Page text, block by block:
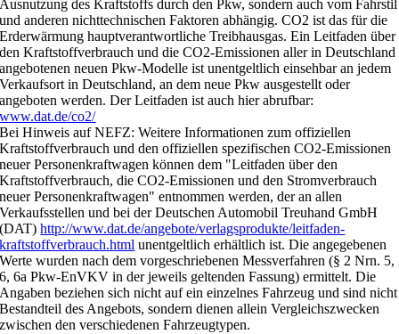
Ausnutzung des Kraftstoffs durch den Pkw, sondern auch vom Fahrstil
und anderen nichttechnischen Faktoren abhängig. CO2 ist das für die
Erderwärmung hauptverantwortliche Treibhausgas. Ein Leitfaden über
den Kraftstoffverbrauch und die CO2-Emissionen aller in Deutschland
angebotenen neuen Pkw-Modelle ist unentgeltlich einsehbar an jedem
Verkaufsort in Deutschland, an dem neue Pkw ausgestellt oder
angeboten werden. Der Leitfaden ist auch hier abrufbar:
www.dat.de/co2/
Bei Hinweis auf NEFZ: Weitere Informationen zum offiziellen
Kraftstoffverbrauch und den offiziellen spezifischen CO2-Emissionen
neuer Personenkraftwagen können dem "Leitfaden über den
Kraftstoffverbrauch, die CO2-Emissionen und den Stromverbrauch
neuer Personenkraftwagen" entnommen werden, der an allen
Verkaufsstellen und bei der Deutschen Automobil Treuhand GmbH
(DAT)http://www.dat.de/angebote/verlagsprodukte/leitfaden-
kraftstoffverbrauch.html unentgeltlich erhältlich ist. Die angegebenen
Werte wurden nach dem vorgeschriebenen Messverfahren (§ 2 Nrn. 5,
6, 6a Pkw-EnVKV in der jeweils geltenden Fassung) ermittelt. Die
Angaben beziehen sich nicht auf ein einzelnes Fahrzeug und sind nicht
Bestandteil des Angebots, sondern dienen allein Vergleichszwecken
zwischen den verschiedenen Fahrzeugtypen.